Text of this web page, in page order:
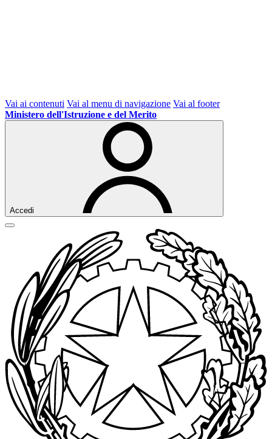
Vai ai contenuti Vai al menu di navigazione Vai al footer
Ministero dell'Istruzione e del Merito
Accedi